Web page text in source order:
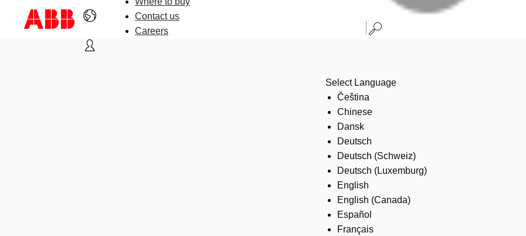
Contact us
Careers
Select Language
Čeština
Chinese
Dansk
Deutsch
Deutsch (Schweiz)
Deutsch (Luxemburg)
English
English (Canada)
Español
Français